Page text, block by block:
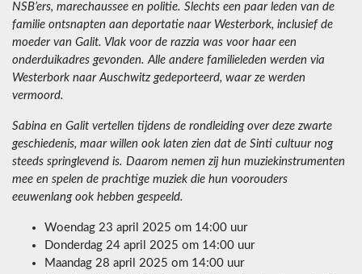
NSB’ers, marechaussee en politie. Slechts een paar leden van de
familie ontsnapten aan deportatie naar Westerbork, inclusief de
moeder van Galit. Vlak voor de razzia was voor haar een
onderduikadres gevonden. Alle andere familieleden werden via
Westerbork naar Auschwitz gedeporteerd, waar ze werden
vermoord.
Sabina en Galit vertellen tijdens de rondleiding over deze zwarte
geschiedenis, maar willen ook laten zien dat de Sinti cultuur nog
steeds springlevend is. Daarom nemen zij hun muziekinstrumenten
mee en spelen de prachtige muziek die hun voorouders
eeuwenlang ook hebben gespeeld.
Woendag 23 april 2025 om 14:00 uur
Donderdag 24 april 2025 om 14:00 uur
Maandag 28 april 2025 om 14:00 uur